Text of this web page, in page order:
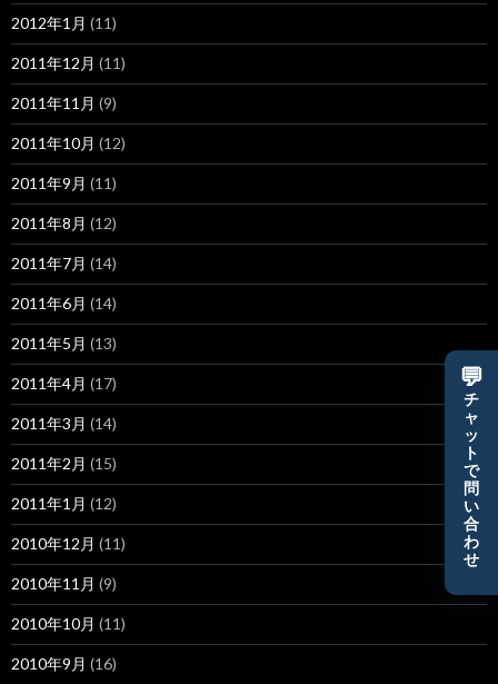
2012年1月 (11)
2011年12月 (11)
2011年11月 (9)
2011年10月 (12)
2011年9月 (11)
2011年8月 (12)
2011年7月 (14)
2011年6月 (14)
2011年5月 (13)
2011年4月 (17)
2011年3月 (14)
2011年2月 (15)
2011年1月 (12)
2010年12月 (11)
2010年11月 (9)
2010年10月 (11)
2010年9月 (16)
💬
チ
ャ
ッ
ト
で
問
い
合
わ
せ